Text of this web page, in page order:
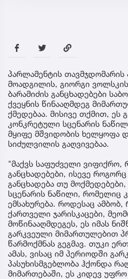
პარლამენტის თავმჯდომარის
მოადგილის, გიორგი
ბარამიძის განცხადებები
ქვეყნის წინააღმდეგ
ქმედებაა. მისივე თქმით, ეს
კონკრეტული სცენარის
მყიფე მშვიდობის ხელყოფა
სიძულვილის გაღვივებაა.
"მაქვს საფუძველი ვიფიქრო,
განცხადებები, ისევე როგორც
განცხადება თუ
სცენარის ნაწილი, რომელიც
ემსახურება. როდესაც
ქართველი ჯარისკაცები,
მოწინააღმდეგეს, ეს იმას
გარკვეული მიმართულებით
წარმოქმნას გეგმავ. თუკი
ამას, ვისაც იმ პერიოდში
პასუხისმგებლობა ჰქონდა
მიმართებაში, ეს კიდევ უფრო